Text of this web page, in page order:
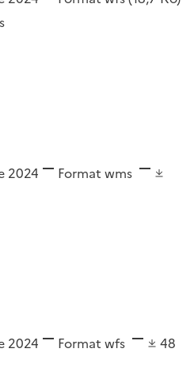
2024 Format wms
2024 Format wfs
48